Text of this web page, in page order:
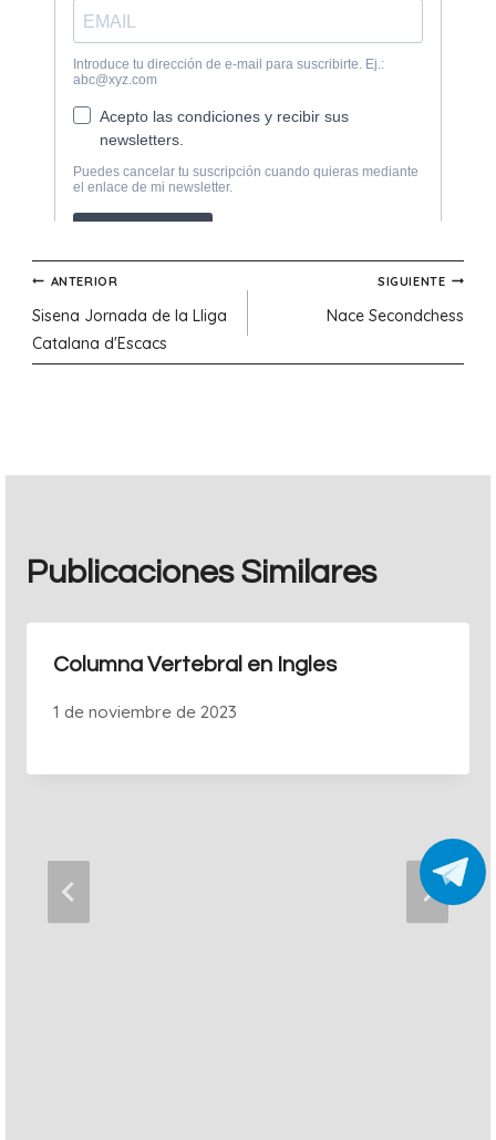
Navegación
de
ANTERIOR
Sisena Jornada de la Lliga
Catalana d'Escacs
SIGUIENTE
Nace Secondchess
Publicaciones Similares
Columna Vertebral en Ingles
1 de noviembre de 2023